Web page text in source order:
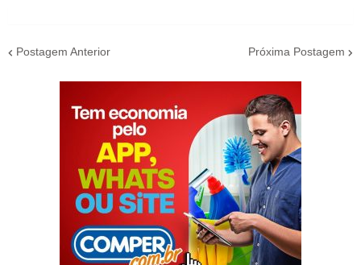
Postagem Anterior Próxima Postagem